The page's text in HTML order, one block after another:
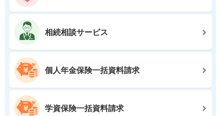
相続相談サービス
個人年金保険一括資料請求
学資保険一括資料請求